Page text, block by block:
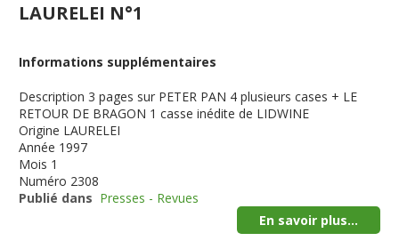
LAURELEI N°1
Informations supplémentaires
Description 3 pages sur PETER PAN 4 plusieurs cases + LE
RETOUR DE BRAGON 1 casse inédite de LIDWINE
Origine LAURELEI
Année 1997
Mois 1
Numéro 2308
Publié dans Presses - Revues
En savoir plus...